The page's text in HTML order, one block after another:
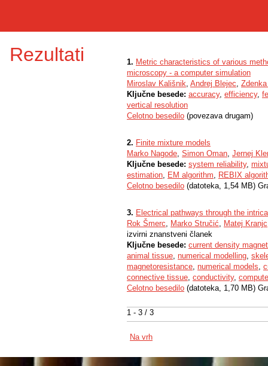
Rezultati
1 - 3 / 3
1. Metric characteristics of various
microscopy - a computer simulation
Miroslav Kališnik, Andrej Blejec,
Ključne besede: accuracy, efficiency,
vertical resolution
Celotno besedilo (povezava drugam)
2. Finite mixture models
Marko Nagode, Simon Oman, Jernej
Ključne besede: system reliability,
estimation, EM algorithm, REBIX
Celotno besedilo (datoteka, 1,54 MB)
3. Electrical pathways through the
Rok Šmerc, Marko Stručić, Matej Kranjc
izvirni znanstveni članek
Ključne besede: current density
animal tissue, numerical modelling,
magnetoresistance, numerical models,
connective tissue, conductivity,
Celotno besedilo (datoteka, 1,70 MB)
Na vrh